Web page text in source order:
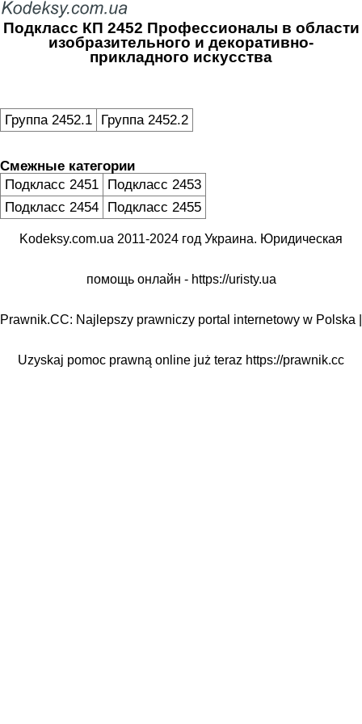
Подкласс КП 2452 Профессионалы в области
изобразительного и декоративно-
прикладного искусства
Группа 2452.1 Группа 2452.2
Смежные категории
Подкласс 2451 Подкласс 2453
Подкласс 2454 Подкласс 2455
Kodeksy.com.ua 2011-2024 год Украина. Юридическая
помощь онлайн - https://uristy.ua
Prawnik.CC: Najlepszy prawniczy portal internetowy w Polska |
Uzyskaj pomoc prawną online już teraz https://prawnik.cc